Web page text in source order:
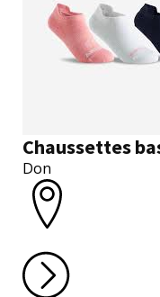
Chaussettes
Don